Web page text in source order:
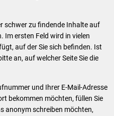
Informationen
und Westerburg
Jugendtaxi/Fahrservice
für Senioren
des Westerwaldkreises
schwer zu findende Inhalte auf
Im ersten Feld wird in vielen
auf der Sie sich befinden. Ist
an, auf welcher Seite Sie die
und Ihrer E-Mail-Adresse
bekommen möchten, füllen Sie
anonym schreiben möchten,